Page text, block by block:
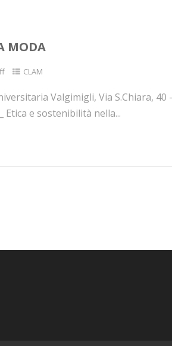
MODA
CLAM
Valgimigli, Via S.Chiara, 40
Etica e sostenibilità nella...